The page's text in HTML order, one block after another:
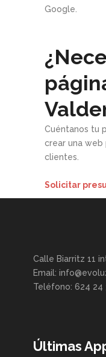
Google.
Cuéntanos tu
crear una
clientes.
Solicitar
Calle Biarritz 11
Email:
Teléfono: 624 24
Últimas